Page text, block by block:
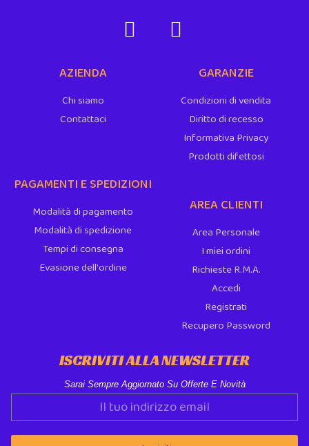
AZIENDA
Chi siamo
Contattaci
GARANZIE
Condizioni di vendita
Diritto di recesso
Informativa Privacy
Prodotti difettosi
PAGAMENTI E SPEDIZIONI
Modalità di pagamento
Modalità di spedizione
Tempi di consegna
Evasione dell'ordine
AREA CLIENTI
Area Personale
I miei ordini
Richieste R.M.A.
Accedi
Registrati
Recupero Password
ISCRIVITI ALLA NEWSLETTER
Sarai Sempre Aggiornato Su Offerte E Novità